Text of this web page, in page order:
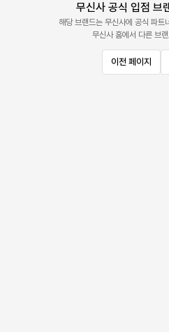
무신사 공식 입점 브
해당 브랜드는 무신사에 공식 파트
무신사 홈에서 다른 브
이전 페이지